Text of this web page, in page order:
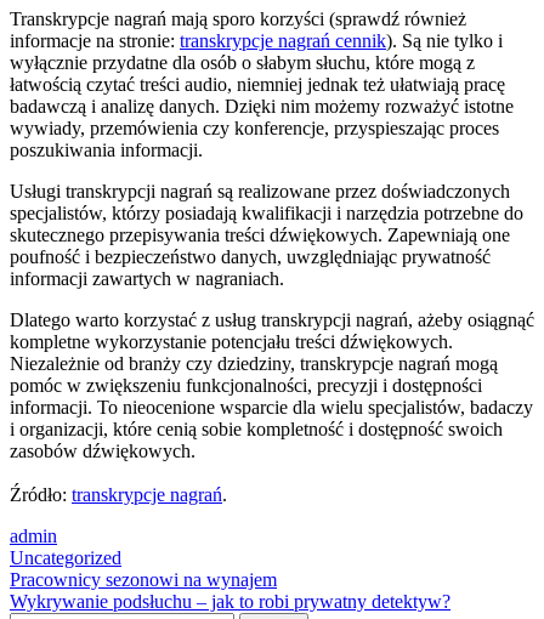
Transkrypcje nagrań mają sporo korzyści (sprawdź również
informacje na stronie: transkrypcje nagrań cennik). Są nie tylko i
wyłącznie przydatne dla osób o słabym słuchu, które mogą z
łatwością czytać treści audio, niemniej jednak też ułatwiają pracę
badawczą i analizę danych. Dzięki nim możemy rozważyć istotne
wywiady, przemówienia czy konferencje, przyspieszając proces
poszukiwania informacji.
Usługi transkrypcji nagrań są realizowane przez doświadczonych
specjalistów, którzy posiadają kwalifikacji i narzędzia potrzebne do
skutecznego przepisywania treści dźwiękowych. Zapewniają one
poufność i bezpieczeństwo danych, uwzględniając prywatność
informacji zawartych w nagraniach.
Dlatego warto korzystać z usług transkrypcji nagrań, ażeby osiągnąć
kompletne wykorzystanie potencjału treści dźwiękowych.
Niezależnie od branży czy dziedziny, transkrypcje nagrań mogą
pomóc w zwiększeniu funkcjonalności, precyzji i dostępności
informacji. To nieocenione wsparcie dla wielu specjalistów, badaczy
i organizacji, które cenią sobie kompletność i dostępność swoich
zasobów dźwiękowych.
Źródło: transkrypcje nagrań.
admin
Uncategorized
Post
Pracownicy sezonowi na wynajem
Wykrywanie podsłuchu – jak to robi prywatny detektyw?